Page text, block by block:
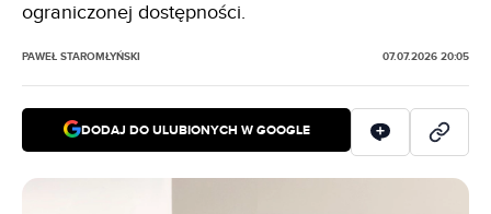
ograniczonej dostępności.
PAWEŁ STAROMŁYŃSKI 07.07.2026 20:05
DODAJ DO ULUBIONYCH W GOOGLE